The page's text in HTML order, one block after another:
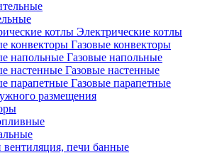
Электрические котлы
Газовые конвекторы
Газовые напольные
Газовые настенные
Газовые парапетные
размещения